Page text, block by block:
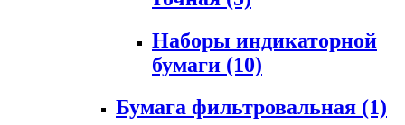
Наборы индикаторной
бумаги (10)
Бумага фильтровальная (1)